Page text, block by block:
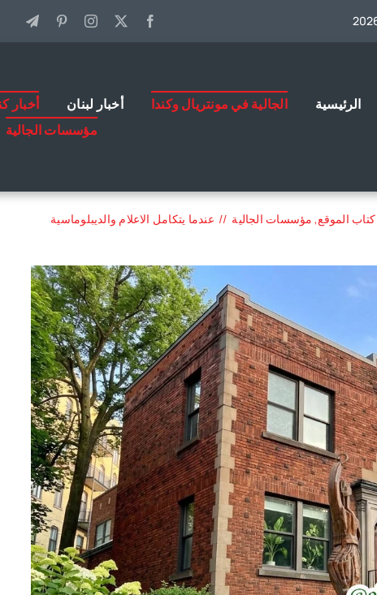
الرئيسية الجالية في مونتريال وكندا أخبار لبنان أخبار
مؤسسات الجالية
كتاب الموقع مؤسسات الجالية عندما يتكامل الاعلام والديبلوماسية